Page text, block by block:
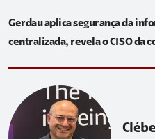
Gerdau aplica segurança da
centralizada, revela o CISO da